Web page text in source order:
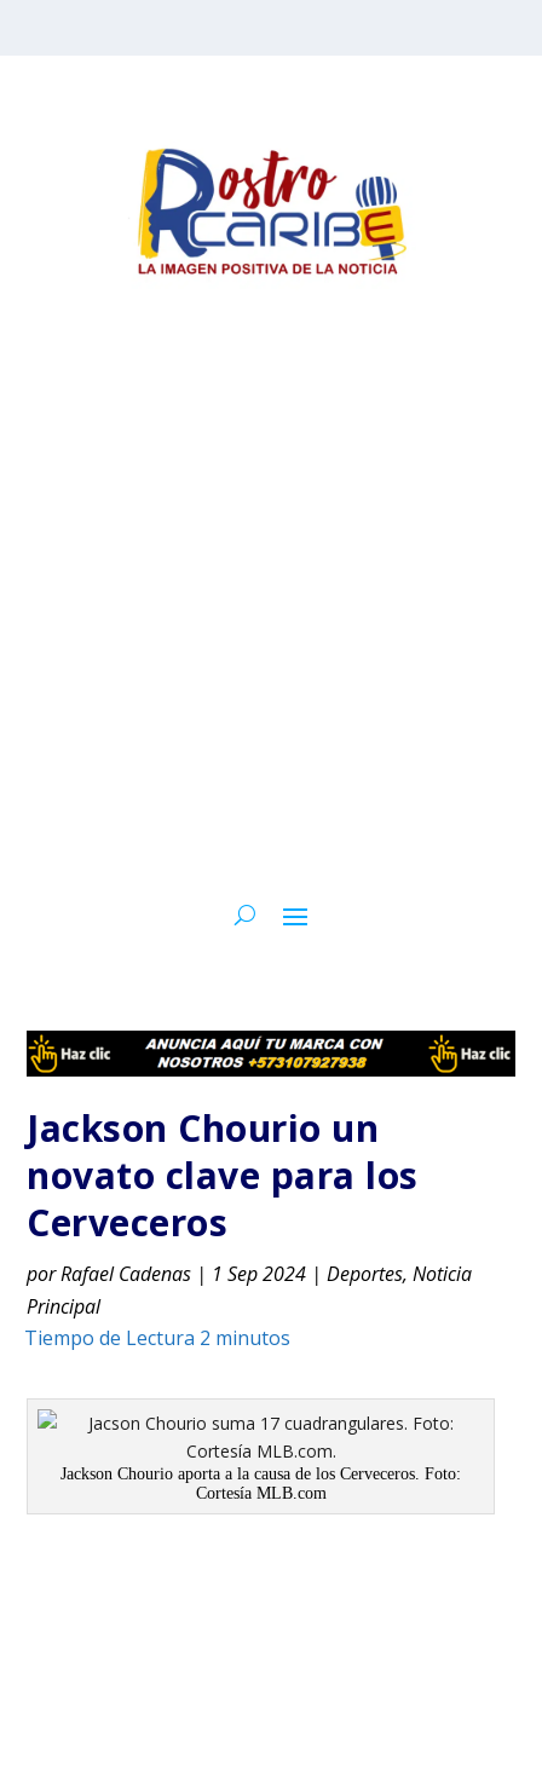
Jackson Chourio un
novato clave para los
Cerveceros
porRafael Cadenas | 1 Sep 2024 |Deportes,Noticia
Principal
Jackson Chourio aporta a la causa de los Cerveceros. Foto:
Cortesía MLB.com